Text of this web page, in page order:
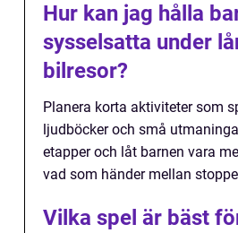
Hur kan jag hålla
sysselsatta under
bilresor?
Planera korta aktiviteter som
ljudböcker och små
etapper och låt barnen vara
vad som händer mellan
Vilka spel är bäst